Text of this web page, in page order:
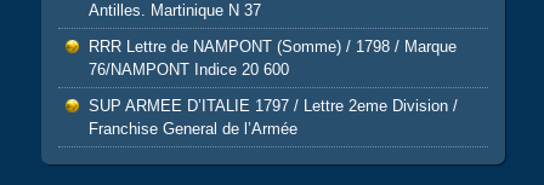
Antilles. Martinique N 37
RRR Lettre de NAMPONT (Somme) / 1798 / Marque
76/NAMPONT Indice 20 600
SUP ARMEE D’ITALIE 1797 / Lettre 2eme Division /
Franchise General de l’Armée